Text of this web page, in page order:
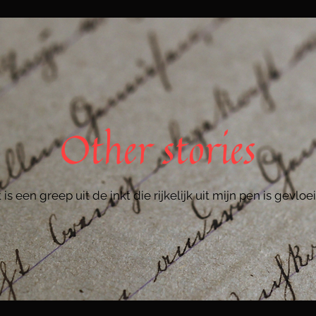
Other stories
is een greep uit de inkt die rijkelijk uit mijn pen is